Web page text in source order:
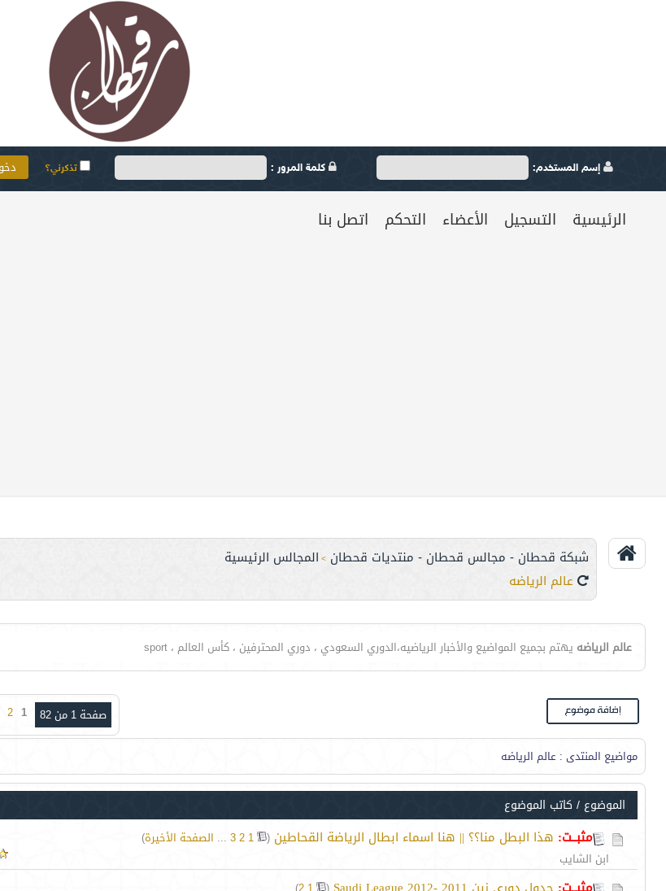
إسم المستخدم: كلمة المرور : تذكرني؟
الرئيسية التسجيل الأعضاء التحكم اتصل بنا
شبكة قحطان - مجالس قحطان - منتديات قحطان > المجالس الرئيسية
عالم الرياضه
عالم الرياضه يهتم بجميع المواضيع والأخبار الرياضيه،الدوري السعودي ، دوري المحترفين ، كأس العالم ، sport
صفحة 1 من 82 1
2
مواضيع المنتدى : عالم الرياضه
الموضوع / كاتب الموضوع
مثبــت: هذا البطل منا؟؟ || هنا اسماء ابطال الرياضة القحاطين (
1
2
3
... الصفحة الأخيرة)
ابن الشايب